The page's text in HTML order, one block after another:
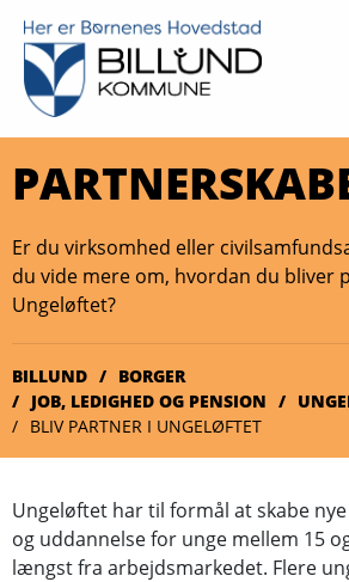
Er du virksomhed eller
du vide mere om, hvordan du bliver
Ungeløftet?
BILLUND
BORGER
JOB, LEDIGHED OG PENSION
BLIV PARTNER I UNGELØFTET
Ungeløftet har til formål at skabe
og uddannelse for unge mellem 15
længst fra arbejdsmarkedet. Flere